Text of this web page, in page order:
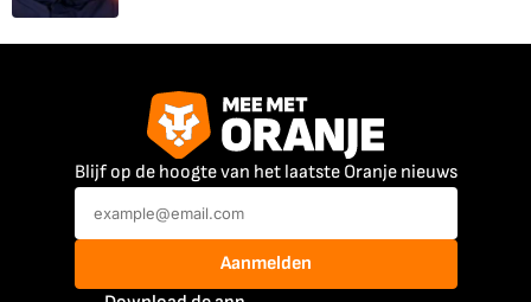
Blijf op de hoogte van het laatste Oranje nieuws
Aanmelden